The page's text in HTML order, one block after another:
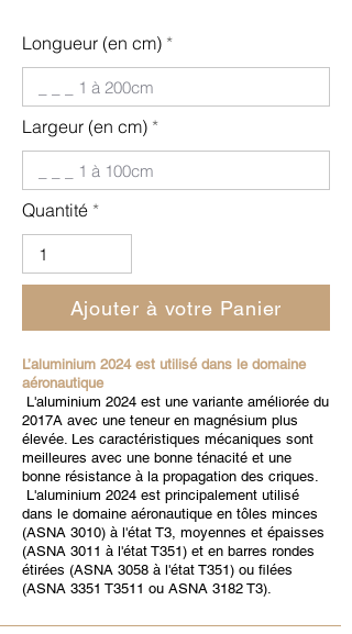
Longueur (en cm)
Largeur (en cm)
Quantité
Ajouter à votre Panier
L’aluminium 2024 est utilisé dans le domaine
aéronautique
L'aluminium 2024 est une variante améliorée du
2017A avec une teneur en magnésium plus
élevée. Les caractéristiques mécaniques sont
meilleures avec une bonne ténacité et une
bonne résistance à la propagation des criques.
L'aluminium 2024 est principalement utilisé
dans le domaine aéronautique en tôles minces
(ASNA 3010) à l'état T3, moyennes et épaisses
(ASNA 3011 à l'état T351) et en barres rondes
étirées (ASNA 3058 à l'état T351) ou filées
(ASNA 3351 T3511 ou ASNA 3182 T3).